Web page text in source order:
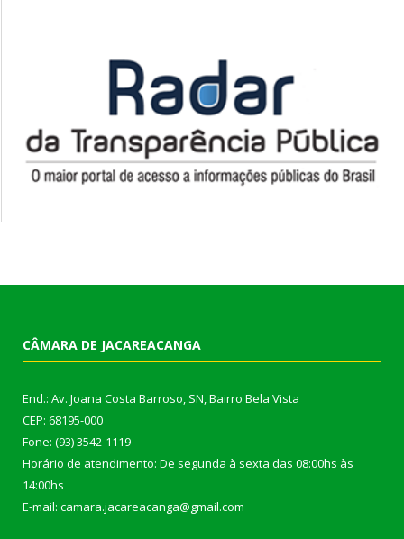
CÂMARA DE JACAREACANGA
End.: Av. Joana Costa Barroso, SN, Bairro Bela Vista
CEP: 68195-000
Fone: (93) 3542-1119
Horário de atendimento: De segunda à sexta das 08:00hs às
14:00hs
E-mail: camara.jacareacanga@gmail.com